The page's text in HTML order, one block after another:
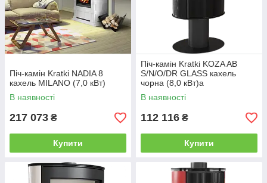
Піч-камін Kratki NADIA 8
кахель MILANO (7,0 кВт)
В наявності
217 073 ₴
Купити
Піч-камін Kratki KOZA AB
S/N/O/DR GLASS кахель
чорна (8,0 кВт)а
В наявності
112 116 ₴
Купити